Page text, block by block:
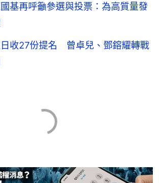
基再呼籲參選與投票：為高質量發
收27份提名 曾卓兒、鄧鎔耀轉戰